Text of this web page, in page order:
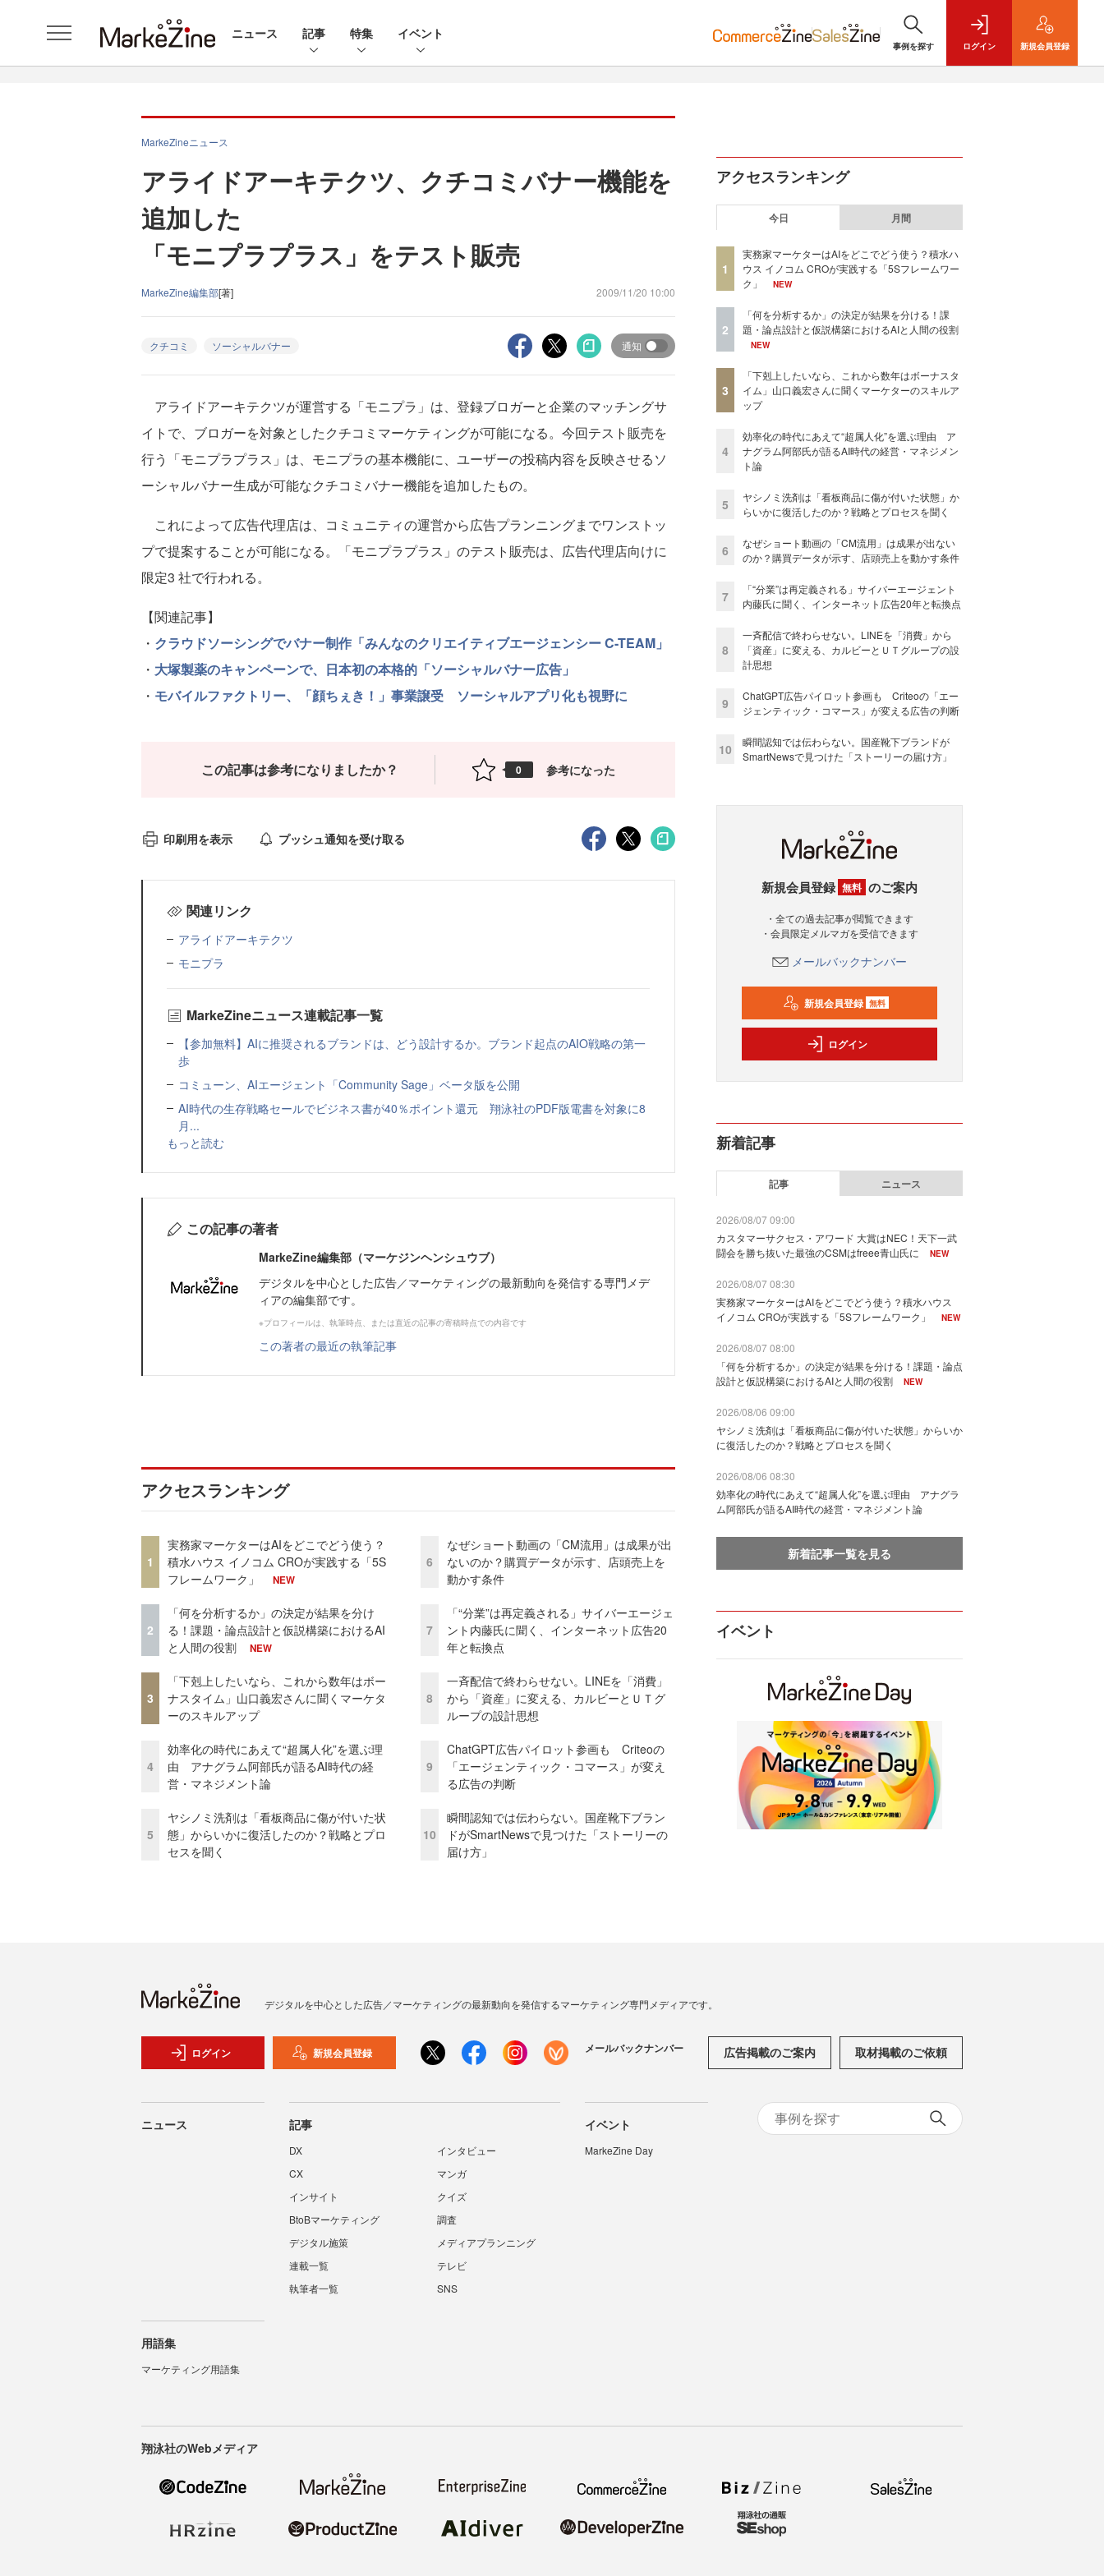
ニュース 記事 特集 イベント
事例を探す ログイン 新規会員登録
MarkeZineニュース
アライドアーキテクツ、クチコミバナー機能を
追加した
「モニプラプラス」をテスト販売
MarkeZine編集部[著] 2009/11/20 10:00
クチコミ ソーシャルバナー 通知
アライドアーキテクツが運営する「モニプラ」は、登録ブロガーと企業のマッチングサ
イトで、ブロガーを対象としたクチコミマーケティングが可能になる。今回テスト販売を
行う「モニプラプラス」は、モニプラの基本機能に、ユーザーの投稿内容を反映させるソ
ーシャルバナー生成が可能なクチコミバナー機能を追加したもの。
これによって広告代理店は、コミュニティの運営から広告プランニングまでワンストッ
プで提案することが可能になる。「モニプラプラス」のテスト販売は、広告代理店向けに
限定3 社で行われる。
【関連記事】
・ クラウドソーシングでバナー制作「みんなのクリエイティブエージェンシー C-TEAM」
・ 大塚製薬のキャンペーンで、日本初の本格的「ソーシャルバナー広告」
・ モバイルファクトリー、「顔ちぇき！」事業譲受 ソーシャルアプリ化も視野に
この記事は参考になりましたか？ 0 参考になった
印刷用を表示 プッシュ通知を受け取る
関連リンク
アライドアーキテクツ
モニプラ
MarkeZineニュース連載記事一覧
【参加無料】AIに推奨されるブランドは、どう設計するか。ブランド起点のAIO戦略の第一
歩
コミューン、AIエージェント「Community Sage」ベータ版を公開
AI時代の生存戦略セールでビジネス書が40％ポイント還元 翔泳社のPDF版電書を対象に8
月...
もっと読む
この記事の著者
MarkeZine編集部（マーケジンヘンシュウブ）
デジタルを中心とした広告／マーケティングの最新動向を発信する専門メデ
ィアの編集部です。
※プロフィールは、執筆時点、または直近の記事の寄稿時点での内容です
この著者の最近の執筆記事
アクセスランキング
1
実務家マーケターはAIをどこでどう使う？
積水ハウス イノコム CROが実践する「5S
フレームワーク」
NEW
2
「何を分析するか」の決定が結果を分け
る！課題・論点設計と仮説構築におけるAI
と人間の役割
NEW
3
「下剋上したいなら、これから数年はボー
ナスタイム」山口義宏さんに聞くマーケタ
ーのスキルアップ
4
効率化の時代にあえて“超属人化”を選ぶ理
由 アナグラム阿部氏が語るAI時代の経
営・マネジメント論
5
ヤシノミ洗剤は「看板商品に傷が付いた状
態」からいかに復活したのか？戦略とプロ
セスを聞く
6
なぜショート動画の「CM流用」は成果が出
ないのか？購買データが示す、店頭売上を
動かす条件
7
「“分業”は再定義される」サイバーエージェ
ント内藤氏に聞く、インターネット広告20
年と転換点
8
一斉配信で終わらせない。LINEを「消費」
から「資産」に変える、カルビーとＵＴグ
ループの設計思想
9
ChatGPT広告パイロット参画も Criteoの
「エージェンティック・コマース」が変え
る広告の判断
10
瞬間認知では伝わらない。国産靴下ブラン
ドがSmartNewsで見つけた「ストーリーの
届け方」
アクセスランキング
今日 月間
1
実務家マーケターはAIをどこでどう使う？積水ハ
ウス イノコム CROが実践する「5Sフレームワー
ク」
NEW
2
「何を分析するか」の決定が結果を分ける！課
題・論点設計と仮説構築におけるAIと人間の役割
NEW
3
「下剋上したいなら、これから数年はボーナスタ
イム」山口義宏さんに聞くマーケターのスキルア
ップ
4
効率化の時代にあえて“超属人化”を選ぶ理由 ア
ナグラム阿部氏が語るAI時代の経営・マネジメン
ト論
5
ヤシノミ洗剤は「看板商品に傷が付いた状態」か
らいかに復活したのか？戦略とプロセスを聞く
6
なぜショート動画の「CM流用」は成果が出ない
のか？購買データが示す、店頭売上を動かす条件
7
「“分業”は再定義される」サイバーエージェント
内藤氏に聞く、インターネット広告20年と転換点
8
一斉配信で終わらせない。LINEを「消費」から
「資産」に変える、カルビーとＵＴグループの設
計思想
9
ChatGPT広告パイロット参画も Criteoの「エー
ジェンティック・コマース」が変える広告の判断
10
瞬間認知では伝わらない。国産靴下ブランドが
SmartNewsで見つけた「ストーリーの届け方」
新規会員登録 無料 のご案内
・全ての過去記事が閲覧できます
・会員限定メルマガを受信できます
メールバックナンバー
新規会員登録 無料
ログイン
新着記事
記事 ニュース
2026/08/07 09:00
カスタマーサクセス・アワード 大賞はNEC！天下一武
闘会を勝ち抜いた最強のCSMはfreee青山氏に
NEW
2026/08/07 08:30
実務家マーケターはAIをどこでどう使う？積水ハウス
イノコム CROが実践する「5Sフレームワーク」
NEW
2026/08/07 08:00
「何を分析するか」の決定が結果を分ける！課題・論点
設計と仮説構築におけるAIと人間の役割
NEW
2026/08/06 09:00
ヤシノミ洗剤は「看板商品に傷が付いた状態」からいか
に復活したのか？戦略とプロセスを聞く
2026/08/06 08:30
効率化の時代にあえて“超属人化”を選ぶ理由 アナグラ
ム阿部氏が語るAI時代の経営・マネジメント論
新着記事一覧を見る
イベント
デジタルを中心とした広告／マーケティングの最新動向を発信するマーケティング専門メディアです。
ログイン 新規会員登録 メールバックナンバー 広告掲載のご案内 取材掲載のご依頼
ニュース 記事
DX
インタビュー
CX
マンガ
インサイト
クイズ
BtoBマーケティング
調査
デジタル施策
メディアプランニング
連載一覧
テレビ
執筆者一覧
SNS
イベント
MarkeZine Day
用語集
マーケティング用語集
翔泳社のWebメディア